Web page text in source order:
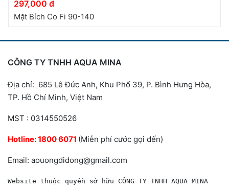
297,000 đ
Mặt Bích Co Fi 90-140
CÔNG TY TNHH AQUA MINA
Địa chỉ: 685 Lê Đức Anh, Khu Phố 39, P. Bình Hưng Hòa,
TP. Hồ Chí Minh, Việt Nam
MST : 0314550526
Hotline:1800 6071 (Miễn phí cước gọi đến)
Email: aouongdidong@gmail.com
Website thuộc quyền sở hữu CÔNG TY TNHH AQUA MINA